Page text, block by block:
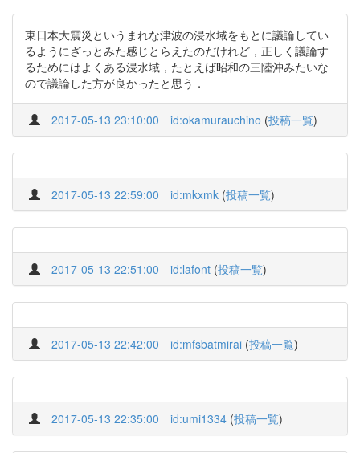
東日本大震災というまれな津波の浸水域をもとに議論してい
るようにざっとみた感じとらえたのだけれど，正しく議論す
るためにはよくある浸水域，たとえば昭和の三陸沖みたいな
ので議論した方が良かったと思う．
2017-05-13 23:10:00 id:okamurauchino (投稿一覧)
2017-05-13 22:59:00 id:mkxmk (投稿一覧)
2017-05-13 22:51:00 id:lafont (投稿一覧)
2017-05-13 22:42:00 id:mfsbatmirai (投稿一覧)
2017-05-13 22:35:00 id:umi1334 (投稿一覧)